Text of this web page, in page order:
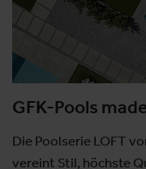
GFK-Pools
Die Poolserie LOFT
vereint Stil, höchste